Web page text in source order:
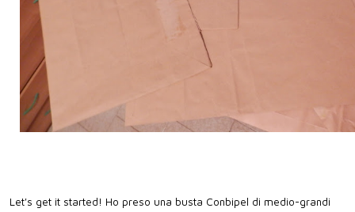
Let's get it started! Ho preso una busta Conbipel di medio-grandi